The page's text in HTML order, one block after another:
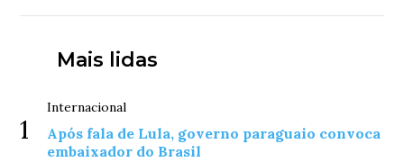
Mais lidas
1
Internacional
Após fala de Lula, governo paraguaio convoca
embaixador do Brasil